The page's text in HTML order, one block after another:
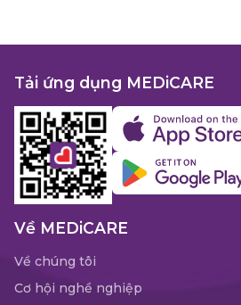
Tải ứng dụng MEDiCARE
Về MEDiCARE
Về chúng tôi
Cơ hội nghề nghiệp